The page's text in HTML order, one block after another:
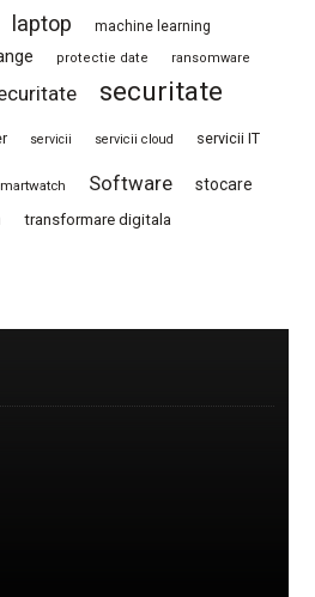
laptop machine learning
protectie date ransomware
securitate
servicii servicii cloud servicii IT
Software stocare
transformare digitala